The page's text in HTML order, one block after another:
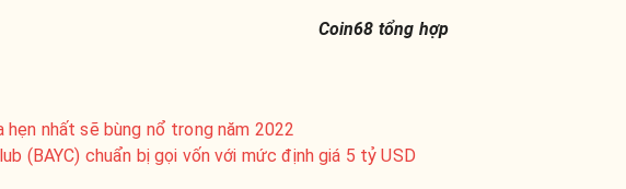
Coin68 tổng hợp
nhất sẽ bùng nổ trong năm 2022
(BAYC) chuẩn bị gọi vốn với mức định giá 5 tỷ USD